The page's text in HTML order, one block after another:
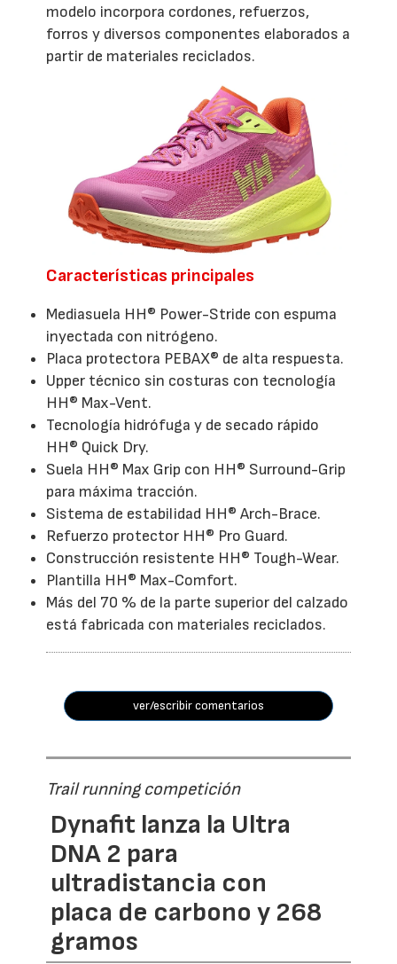
modelo incorpora cordones, refuerzos,
forros y diversos componentes elaborados a
partir de materiales reciclados.
Características principales
Mediasuela HH® Power-Stride con espuma
inyectada con nitrógeno.
Placa protectora PEBAX® de alta respuesta.
Upper técnico sin costuras con tecnología
HH® Max-Vent.
Tecnología hidrófuga y de secado rápido
HH® Quick Dry.
Suela HH® Max Grip con HH® Surround-Grip
para máxima tracción.
Sistema de estabilidad HH® Arch-Brace.
Refuerzo protector HH® Pro Guard.
Construcción resistente HH® Tough-Wear.
Plantilla HH® Max-Comfort.
Más del 70 % de la parte superior del calzado
está fabricada con materiales reciclados.
ver/escribir comentarios
Trail running competición
Dynafit lanza la Ultra
DNA 2 para
ultradistancia con
placa de carbono y 268
gramos